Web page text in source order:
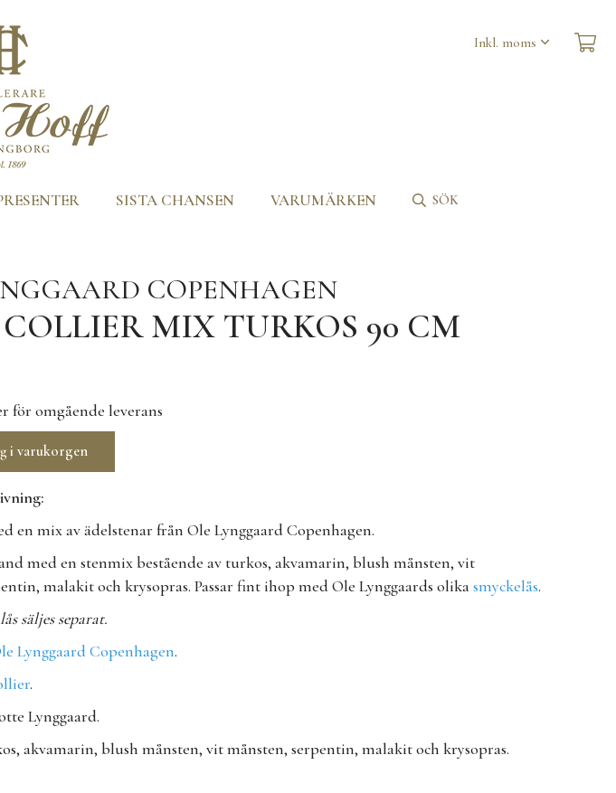
SISTA CHANSEN VARUMÄRKEN SÖK
COPENHAGEN
MIX TURKOS 90 CM
för omgående leverans
i varukorgen
en mix av ädelstenar från Ole Lynggaard Copenhagen.
med en stenmix bestående av turkos, akvamarin, blush månsten, vit
malakit och krysopras. Passar fint ihop med Ole Lynggaards olikasmyckelås.
säljes separat.
Lynggaard Copenhagen.
.
Lynggaard.
akvamarin, blush månsten, vit månsten, serpentin, malakit och krysopras.